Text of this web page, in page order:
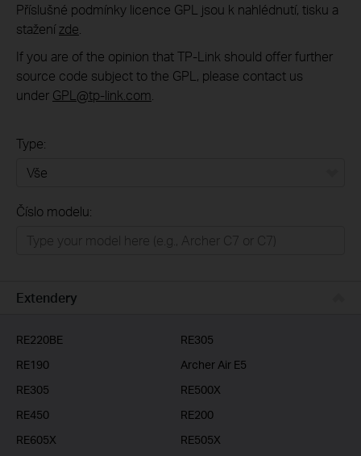
Příslušné podmínky licence GPL jsou k nahlédnutí, tisku a
staženízde
If you are of the opinion that TP-Link should offer further
source code subject to the GPL, please contact us
under GPL@tp-link.com
Type:
Business
Číslo modelu:
Extendery
RE220BE
RE305
RE190
Archer Air E5
RE305
RE500X
RE450
RE200
RE605X
RE505X